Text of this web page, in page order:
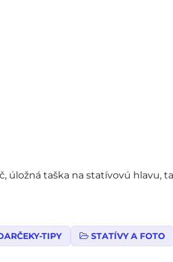
úložná taška na statívovú hlavu,
TIPY
STATÍVY A FOTO